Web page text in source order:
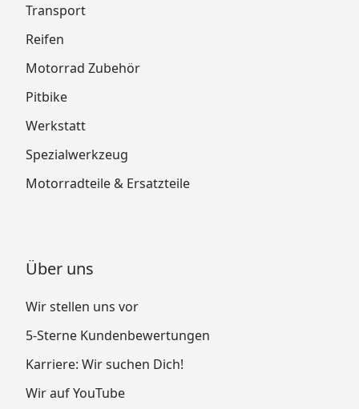
Transport
Reifen
Motorrad Zubehör
Pitbike
Werkstatt
Spezialwerkzeug
Motorradteile & Ersatzteile
Über uns
Wir stellen uns vor
5-Sterne Kundenbewertungen
Karriere: Wir suchen Dich!
Wir auf YouTube